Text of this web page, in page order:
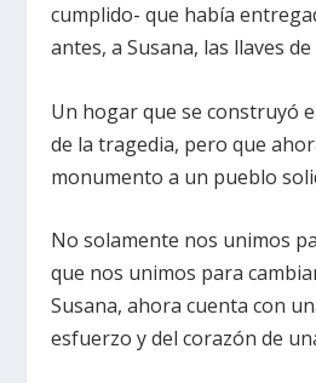
cumplido- que había
antes, a Susana, las llaves
Un hogar que se construyó
de la tragedia, pero que
monumento a un pueblo
No solamente nos unimos
que nos unimos para
Susana, ahora cuenta con
esfuerzo y del corazón de